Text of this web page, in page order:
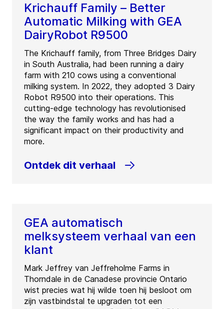
Krichauff Family – Better
Automatic Milking with GEA
DairyRobot R9500
The Krichauff family, from Three Bridges Dairy
in South Australia, had been running a dairy
farm with 210 cows using a conventional
milking system. In 2022, they adopted 3 Dairy
Robot R9500 into their operations. This
cutting-edge technology has revolutionised
the way the family works and has had a
significant impact on their productivity and
more.
Ontdek dit verhaal
GEA automatisch
melksysteem verhaal van een
klant
Mark Jeffrey van Jeffreholme Farms in
Thorndale in de Canadese provincie Ontario
wist precies wat hij wilde toen hij besloot om
zijn vastbindstal te upgraden tot een